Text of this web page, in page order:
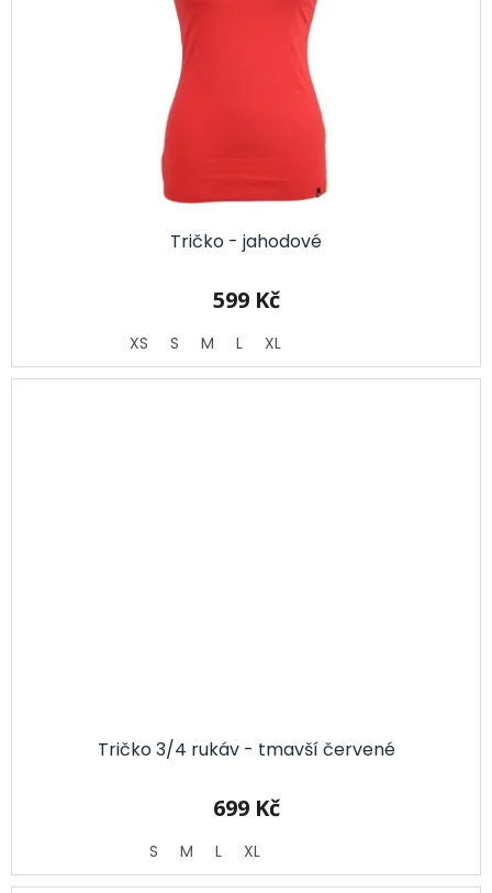
Tričko - jahodové
599 Kč
XS S M L XL
Tričko 3/4 rukáv - tmavší červené
699 Kč
S M L XL